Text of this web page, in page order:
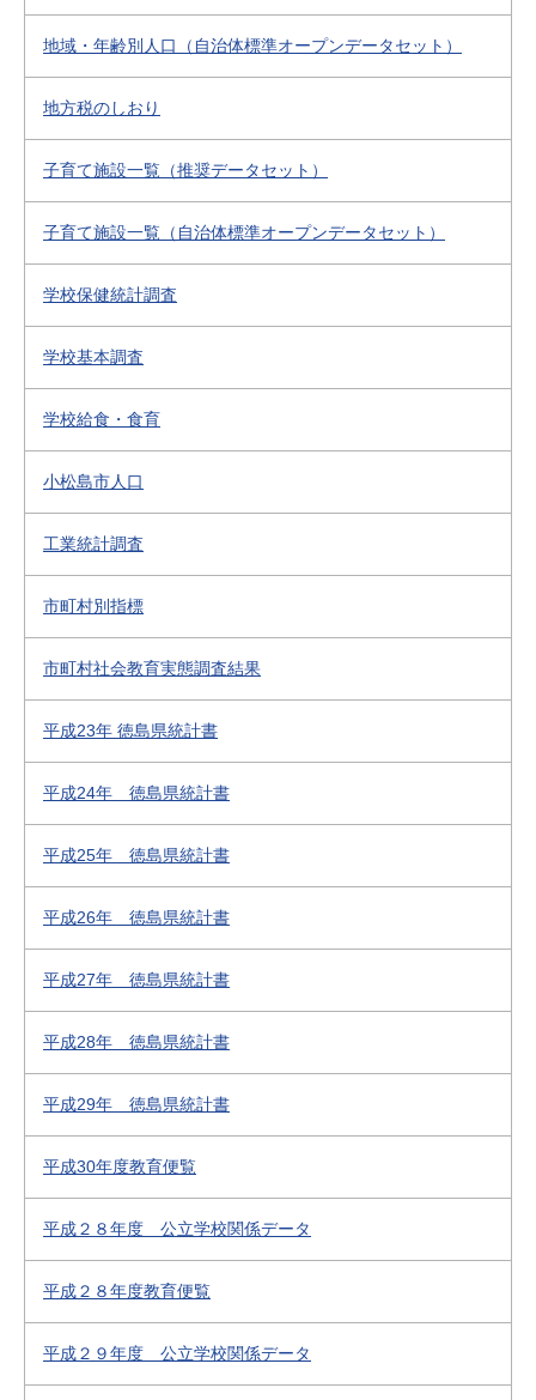
地域・年齢別人口（自治体標準オープンデータセット）
地方税のしおり
子育て施設一覧（推奨データセット）
子育て施設一覧（自治体標準オープンデータセット）
学校保健統計調査
学校基本調査
学校給食・食育
小松島市人口
工業統計調査
市町村別指標
市町村社会教育実態調査結果
平成23年 徳島県統計書
平成24年 徳島県統計書
平成25年 徳島県統計書
平成26年 徳島県統計書
平成27年 徳島県統計書
平成28年 徳島県統計書
平成29年 徳島県統計書
平成30年度教育便覧
平成２８年度 公立学校関係データ
平成２８年度教育便覧
平成２９年度 公立学校関係データ